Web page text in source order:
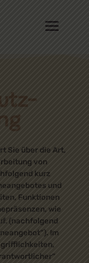
Sie über die Art,
von
kurz
und
Funktionen
wie
(nachfolgend
Im